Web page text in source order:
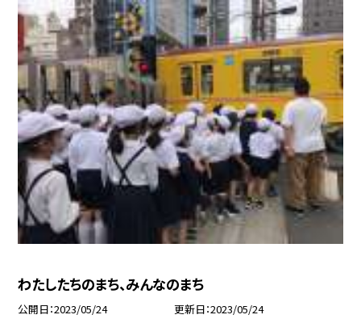
わたしたちのまち、みんなのまち
公開日 2023/05/24 更新日 2023/05/24